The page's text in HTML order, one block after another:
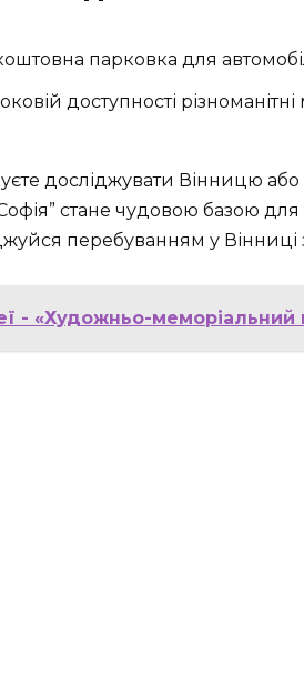
парковка для
доступності
досліджувати Вінницю або
стане чудовою базою
перебуванням у Вінниці
- «Художньо-меморіальний